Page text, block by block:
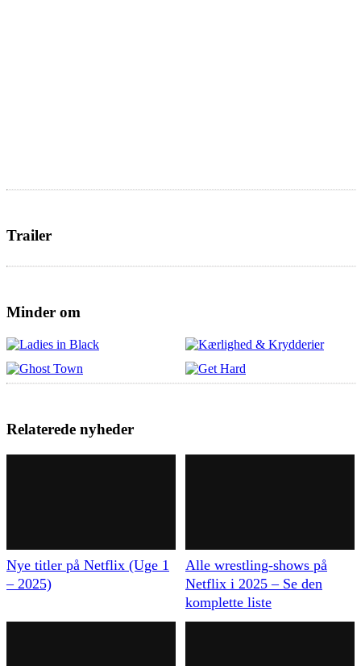
Trailer
Minder om
Relaterede nyheder
Nye titler på Netflix (Uge 1
– 2025)
Alle wrestling-shows på
Netflix i 2025 – Se den
komplette liste